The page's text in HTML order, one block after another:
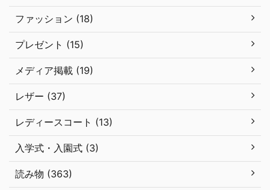
ファッション (18)
プレゼント (15)
メディア掲載 (19)
レザー (37)
レディースコート (13)
入学式・入園式 (3)
読み物 (363)